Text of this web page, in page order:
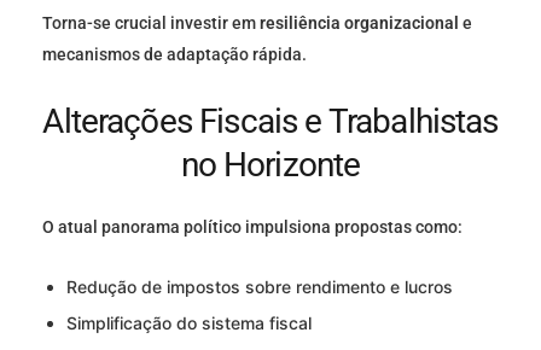
Torna-se crucial investir emresiliência organizacional e
mecanismos de adaptação rápida.
Alterações Fiscais e Trabalhistas
no Horizonte
O atual panorama político impulsiona propostas como:
Redução de impostos sobre rendimento e lucros
Simplificação do sistema fiscal